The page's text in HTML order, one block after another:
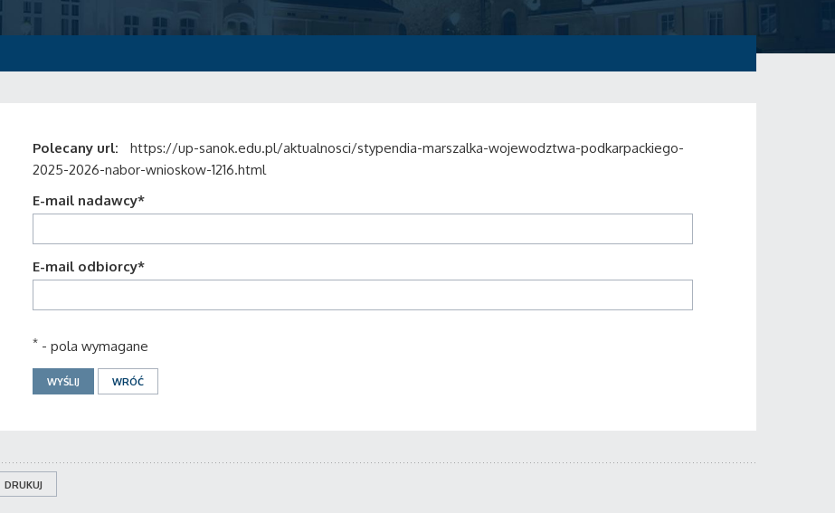
Polecany url:
https://up-sanok.edu.pl/aktualnosci/stypendia-marszalka-wojewodztwa-podkarpackiego-
2025-2026-nabor-wnioskow-1216.html
E-mail nadawcy*
E-mail odbiorcy*
* - pola wymagane
DRUKUJ